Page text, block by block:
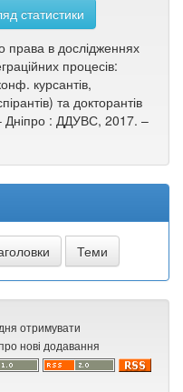
статистики
права в дослідженнях
процесів:
курсантів,
та докторантів
Дніпро : ДДУВС, 2017. –
отримувати
нові додавання